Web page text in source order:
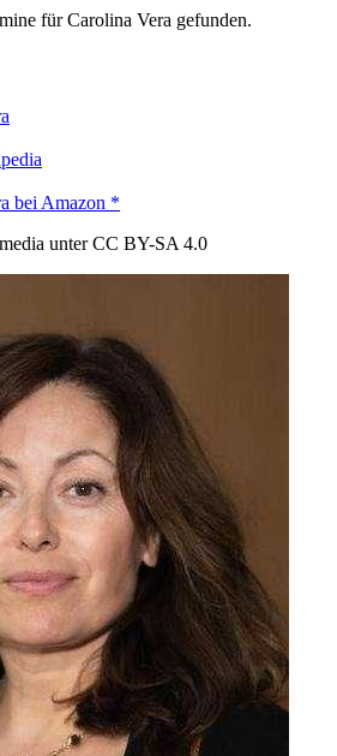
für Carolina Vera gefunden.
bei Amazon *
unter CC BY-SA 4.0